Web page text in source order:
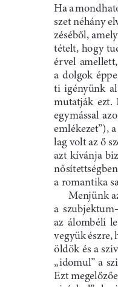
Ha a
szet néhány
zéséből,
tételt, hogy
érvel
a  dolgok
ti  igényünk
mutatják  ezt.
egymással
emlékezet”),
lag volt az ő
azt kívánja
a romantika
Menjünk
a
az  álombéli
vegyük észre,
öldök és a
„idomul” a
Ezt